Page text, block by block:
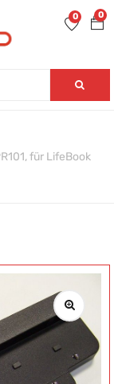
0
0
für LifeBook